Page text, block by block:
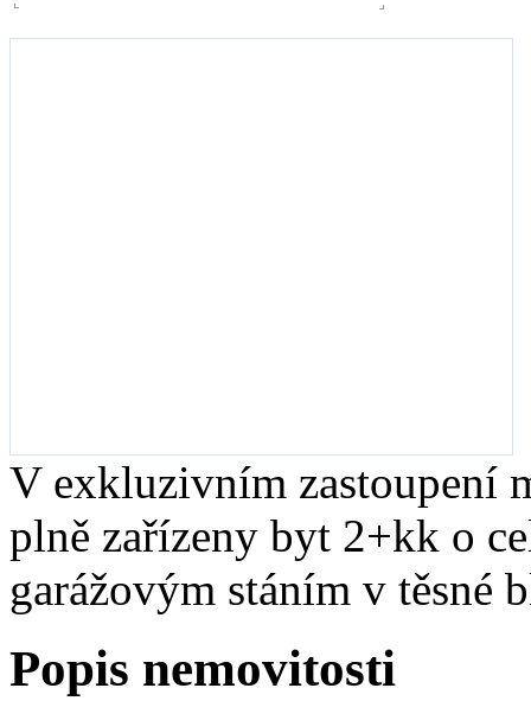
V exkluzivním zastoupení
plně zařízeny byt 2+kk o
garážovým stáním v těsné
Popis nemovitosti